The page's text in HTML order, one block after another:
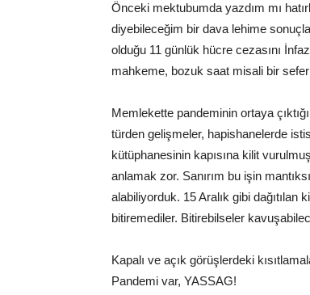
Önceki mektubumda yazdım mı
diyebileceğim bir dava lehime
olduğu 11 günlük hücre cezasını
mahkeme, bozuk saat misali bir
Memlekette pandeminin ortaya
türden gelişmeler, hapishanelerde
kütüphanesinin kapısına kilit
anlamak zor. Sanırım bu işin
alabiliyorduk. 15 Aralık gibi dağıtılan
bitiremediler. Bitirebilseler
Kapalı ve açık görüşlerdeki
Pandemi var, YASSAG!